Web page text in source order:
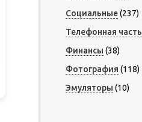
Социальные(237)
Телефонная часть
Финансы (38)
Фотография (118)
Эмуляторы (10)